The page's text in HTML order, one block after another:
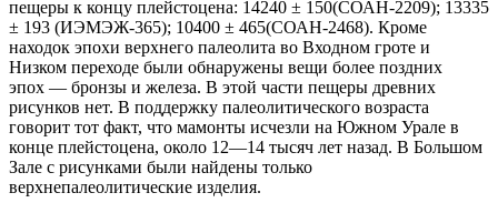
пещеры к концу плейстоцена: 14240 ± 150(СОАН-2209); 13335
± 193 (ИЭМЭЖ-365); 10400 ± 465(СОАН-2468). Кроме
находок эпохи верхнего палеолита во Входном гроте и
Низком переходе были обнаружены вещи более поздних
эпох — бронзы и железа. В этой части пещеры древних
рисунков нет. В поддержку палеолитического возраста
говорит тот факт, что мамонты исчезли на Южном Урале в
конце плейстоцена, около 12—14 тысяч лет назад. В Большом
Зале с рисунками были найдены только
верхнепалеолитические изделия.